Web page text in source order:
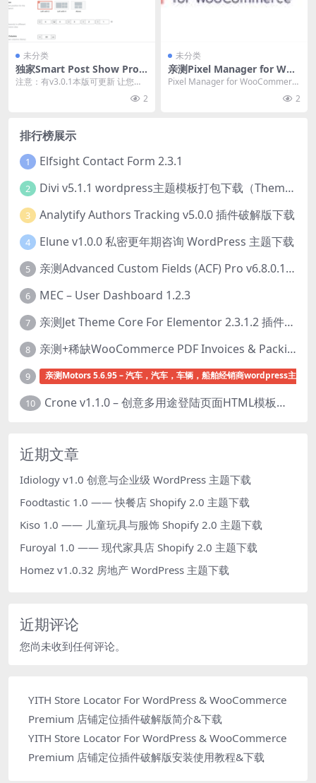
未分类
独家Smart Post Show Pro v
2.5.7 [ShapedPlugin] 布局过
注意：有v3.0.1本版可更新 让您的
2
未分类
亲测Pixel Manager for Woo
Commerce Premium 1.58.5
流量追踪插件下载
Pixel Manager for WooCommerc
2
排行榜展示
1 Elfsight Contact Form 2.3.1
2 Divi v5.1.1 wordpress主题模板打包下载（Theme + Builder+ Extra Theme + Templates + Layouts + PSD）
3 Analytify Authors Tracking v5.0.0 插件破解版下载
4 Elune v1.0.0 私密更年期咨询 WordPress 主题下载
5 亲测Advanced Custom Fields (ACF) Pro v6.8.0.1 + Advanced Custom Fields: Extended PRO v0.9.2.3 | 网站开发自定义字段插件下载
6 MEC – User Dashboard 1.2.3
7 亲测Jet Theme Core For Elementor 2.3.1.2 插件下载
8 亲测+稀缺WooCommerce PDF Invoices & Packing Slips Professional v2.20.0 + Templates v2.25.1 [by WpOverNight] WooCommerce PDF 发票和装箱单插件下载
9 亲测Motors 5.6.95 – 汽车，汽车，车辆，船舶经销商wordpress主题下
10 Crone v1.1.0 – 创意多用途登陆页面HTML模板下载
近期文章
Idiology v1.0 创意与企业级 WordPress 主题下载
Foodtastic 1.0 —— 快餐店 Shopify 2.0 主题下载
Kiso 1.0 —— 儿童玩具与服饰 Shopify 2.0 主题下载
Furoyal 1.0 —— 现代家具店 Shopify 2.0 主题下载
Homez v1.0.32 房地产 WordPress 主题下载
近期评论
您尚未收到任何评论。
YITH Store Locator For WordPress & WooCommerce
Premium 店铺定位插件破解版简介&下载
YITH Store Locator For WordPress & WooCommerce
Premium 店铺定位插件破解版安装使用教程&下载